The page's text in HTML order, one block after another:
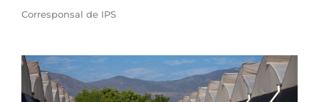
Corresponsal de IPS